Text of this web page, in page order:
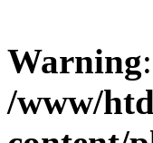
Warning
/www/